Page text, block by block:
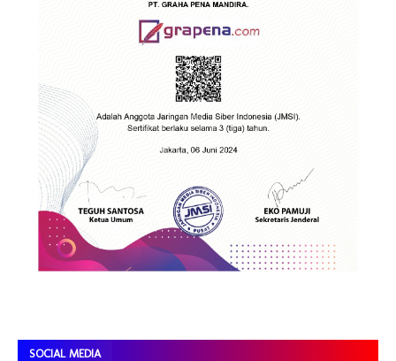
SOCIAL MEDIA